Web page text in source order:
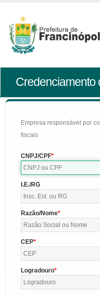
Credenciamento
Empresa responsável por
fiscais
CNPJ/CPF
I.E./RG
Razão/Nome
CEP
Logradouro